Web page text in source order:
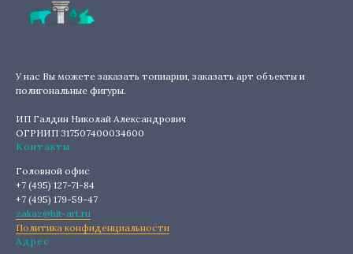
У нас Вы можете заказать топиарии, заказать арт объекты и
полигональные фигуры.
ИП Галдин Николай Александрович
ОГРНИП 317507400034600
Контакты
Головной офис
+7 (495) 127-71-84
+7 (495) 179-59-47
zakaz@hit-art.ru
Политика конфиденциальности
Адрес